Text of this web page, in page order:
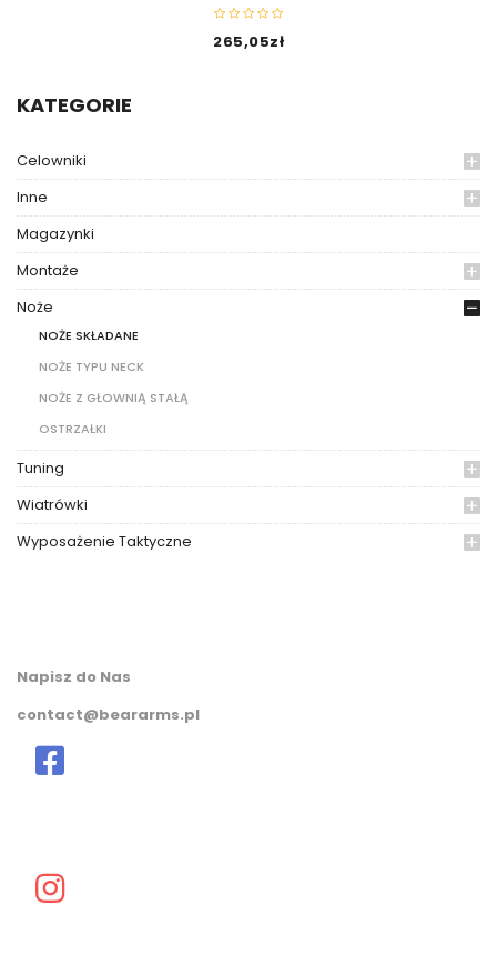
KATEGORIE
Celowniki
Inne
Magazynki
Montaże
Noże
NOŻE SKŁADANE
NOŻE TYPU NECK
NOŻE Z GŁOWNIĄ STAŁĄ
OSTRZAŁKI
Tuning
Wiatrówki
Wyposażenie Taktyczne
265,05zł
Napisz do Nas
contact@beararms.pl